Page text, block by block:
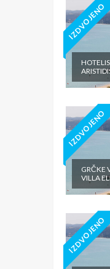
IZDVOJENO
IZDVOJENO
GRČKE
VILLA
IZDVOJENO